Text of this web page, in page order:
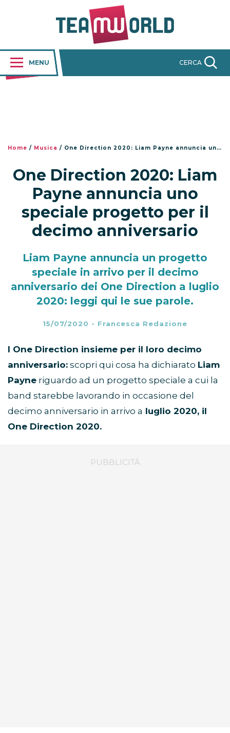
MENU CERCA
Home / Musica / One Direction 2020: Liam Payne annuncia uno speciale progetto per il decimo anniversario
One Direction 2020: Liam
Payne annuncia uno
speciale progetto per il
decimo anniversario
Liam Payne annuncia un progetto
speciale in arrivo per il decimo
anniversario dei One Direction a luglio
2020: leggi qui le sue parole.
15/07/2020 - Francesca Redazione
I One Direction insieme per il loro decimo
anniversario: scopri qui cosa ha dichiarato Liam
Payne riguardo ad un progetto speciale a cui la
band starebbe lavorando in occasione del
decimo anniversario in arrivo a luglio 2020, il
One Direction 2020.